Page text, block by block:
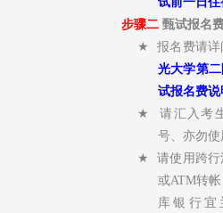
步骤二 甄试报名
★
报名费请详
光大学第
试报名费说
★
请汇入考
号、亦勿使
★
请使用跨
或ATM转
库银行宜